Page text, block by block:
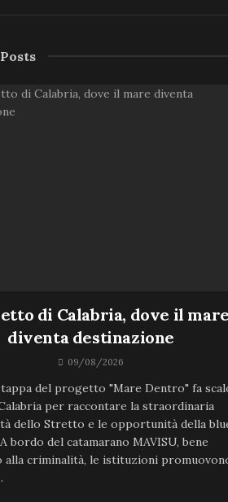
Posts
di Calabria, dove il
diventa destinazione
09/08/2026
del progetto "Mare Dentro" fa
per raccontare la straordinaria
dello Stretto e le opportunità della
bordo del catamarano MAVISU, bene
alla criminalità, le istituzioni